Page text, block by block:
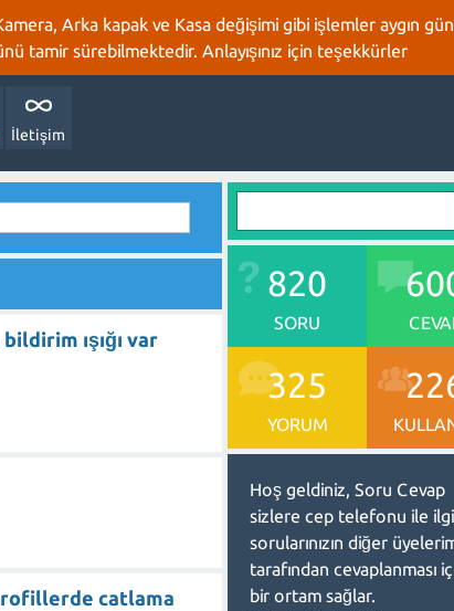
Arka kapak ve Kasa değişimi gibi işlemler aygın
tamir sürebilmektedir. Anlayışınız için teşekkürler
İletişim
ışığı var
catlama
820
SORU
325
YORUM
Hoş geldiniz, Soru Cevap
sizlere cep telefonu ile
sorularınızın diğer
tarafından cevaplanması
bir ortam sağlar.